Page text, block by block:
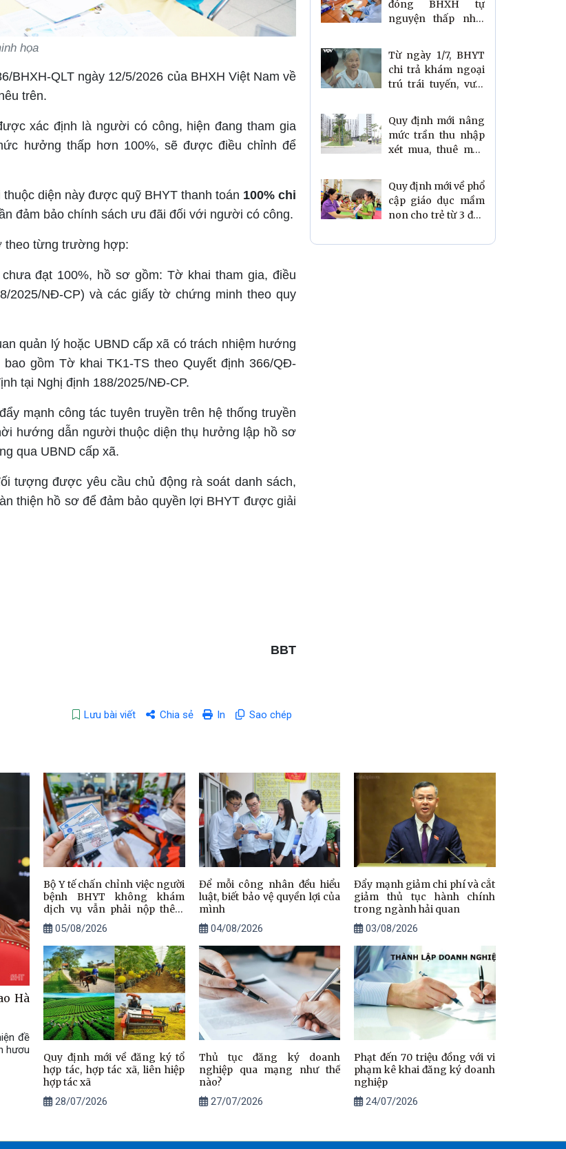
họa
BHXH-QLT ngày 12/5/2026 của BHXH Việt Nam về
trên.
xác định là người có công, hiện đang tham gia
hưởng thấp hơn 100%, sẽ được điều chỉnh để
diện này được quỹ BHYT thanh toán 100% chi
đảm bảo chính sách ưu đãi đối với người có công.
theo từng trường hợp:
đạt 100%, hồ sơ gồm: Tờ khai tham gia, điều
2025/NĐ-CP) và các giấy tờ chứng minh theo quy
quản lý hoặc UBND cấp xã có trách nhiệm hướng
gồm Tờ khai TK1-TS theo Quyết định 366/QĐ-
tại Nghị định 188/2025/NĐ-CP.
mạnh công tác tuyên truyền trên hệ thống truyền
hướng dẫn người thuộc diện thụ hưởng lập hồ sơ
qua UBND cấp xã.
tượng được yêu cầu chủ động rà soát danh sách,
thiện hồ sơ để đảm bảo quyền lợi BHYT được giải
BBT
Lưu bài viết Chia sẻ In Sao chép
đóng BHXH tự
nguyện thấp nhất
Từ ngày 1/7, BHYT
chi trả khám ngoại
trú trái tuyến, vượt
Quy định mới nâng
mức trần thu nhập
xét mua, thuê mua
người dân
Quy định mới về phổ
cập giáo dục mầm
non cho trẻ từ 3 đến
Hà
đề
hươu
Bộ Y tế chấn chỉnh việc người
bệnh BHYT không khám
dịch vụ vẫn phải nộp thêm
tiền
05/08/2026
Để mỗi công nhân đều hiểu
luật, biết bảo vệ quyền lợi của
mình
04/08/2026
Đẩy mạnh giảm chi phí và cắt
giảm thủ tục hành chính
trong ngành hải quan
03/08/2026
Quy định mới về đăng ký tổ
hợp tác, hợp tác xã, liên hiệp
hợp tác xã
28/07/2026
Thủ tục đăng ký doanh
nghiệp qua mạng như thế
nào?
27/07/2026
Phạt đến 70 triệu đồng với vi
phạm kê khai đăng ký doanh
nghiệp
24/07/2026